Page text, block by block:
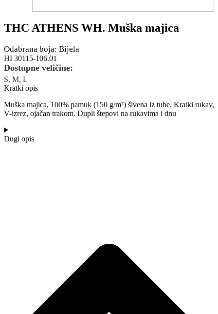
THC ATHENS WH. Muška majica
Odabrana boja: Bijela
HI 30115-106.01
Dostupne veličine:
S, M, L
Kratki opis
Muška majica, 100% pamuk (150 g/m²) šivena iz tube. Kratki rukav,
V-izrez, ojačan trakom. Dupli štepovi na rukavima i dnu
Dugi opis